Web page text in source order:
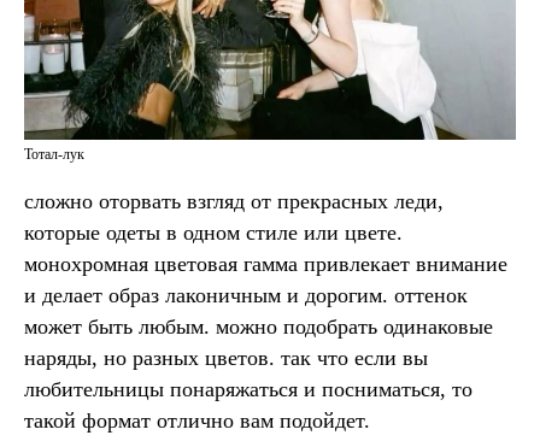
Тотал-лук
сложно оторвать взгляд от прекрасных леди,
которые одеты в одном стиле или цвете.
монохромная цветовая гамма привлекает внимание
и делает образ лаконичным и дорогим. оттенок
может быть любым. можно подобрать одинаковые
наряды, но разных цветов. так что если вы
любительницы понаряжаться и посниматься, то
такой формат отлично вам подойдет.